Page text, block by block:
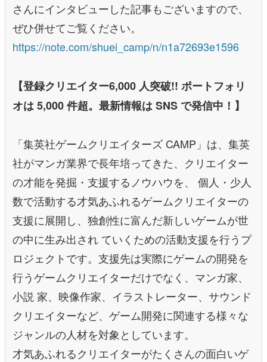
さんにインタビューした記事もございますので、
ぜひ併せてご覧ください。
https://note.com/shuei_camp/n/n1a72693e1596
【登録クリエイター6,000 人突破!! ポートフォリ
オは 5,000 件超。最新情報は SNS で発信中！】
「集英社ゲームクリエイターズ CAMP」は、集英
社がマンガ業界で長年培ってきた、クリエイター
の才能を発掘・支援するノウハウを、 個人・少人
数で活動する才気あふれるゲームクリエイターの
支援に展開し、独創性に富んだ新しいゲームが世
の中に生み出され ていくための活動支援を行うプ
ロジェクトです。支援先は実際にゲームの開発を
行うゲームクリエイターだけでなく、マンガ家、
小説 家、映像作家、イラストレーター、サウンド
クリエイターなど、ゲーム開発に関連する様々な
ジャンルの人材を対象としています。
才気あふれるクリエイターがたくさんの面白いゲ